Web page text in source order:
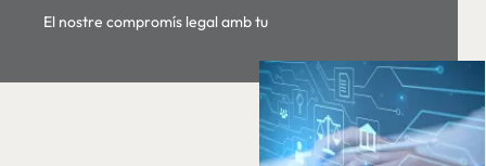
El nostre compromís legal amb tu